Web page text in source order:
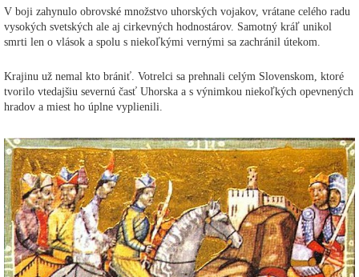
V boji zahynulo obrovské množstvo uhorských vojakov, vrátane celého radu
vysokých svetských ale aj cirkevných hodnostárov. Samotný kráľ unikol
smrti len o vlások a spolu s niekoľkými vernými sa zachránil útekom.
Krajinu už nemal kto brániť. Votrelci sa prehnali celým Slovenskom, ktoré
tvorilo vtedajšiu severnú časť Uhorska a s výnimkou niekoľkých opevnených
hradov a miest ho úplne vyplienili.